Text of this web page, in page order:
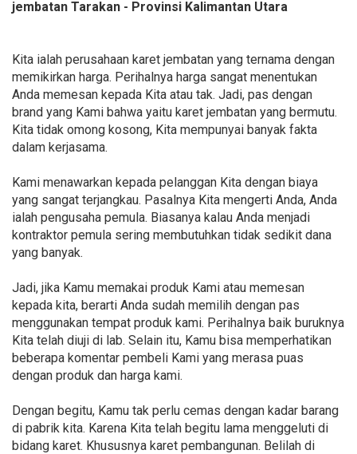
jembatan Tarakan - Provinsi Kalimantan Utara
Kita ialah perusahaan karet jembatan yang ternama dengan
memikirkan harga. Perihalnya harga sangat menentukan
Anda memesan kepada Kita atau tak. Jadi, pas dengan
brand yang Kami bahwa yaitu karet jembatan yang bermutu.
Kita tidak omong kosong, Kita mempunyai banyak fakta
dalam kerjasama.
Kami menawarkan kepada pelanggan Kita dengan biaya
yang sangat terjangkau. Pasalnya Kita mengerti Anda, Anda
ialah pengusaha pemula. Biasanya kalau Anda menjadi
kontraktor pemula sering membutuhkan tidak sedikit dana
yang banyak.
Jadi, jika Kamu memakai produk Kami atau memesan
kepada kita, berarti Anda sudah memilih dengan pas
menggunakan tempat produk kami. Perihalnya baik buruknya
Kita telah diuji di lab. Selain itu, Kamu bisa memperhatikan
beberapa komentar pembeli Kami yang merasa puas
dengan produk dan harga kami.
Dengan begitu, Kamu tak perlu cemas dengan kadar barang
di pabrik kita. Karena Kita telah begitu lama menggeluti di
bidang karet. Khususnya karet pembangunan. Belilah di